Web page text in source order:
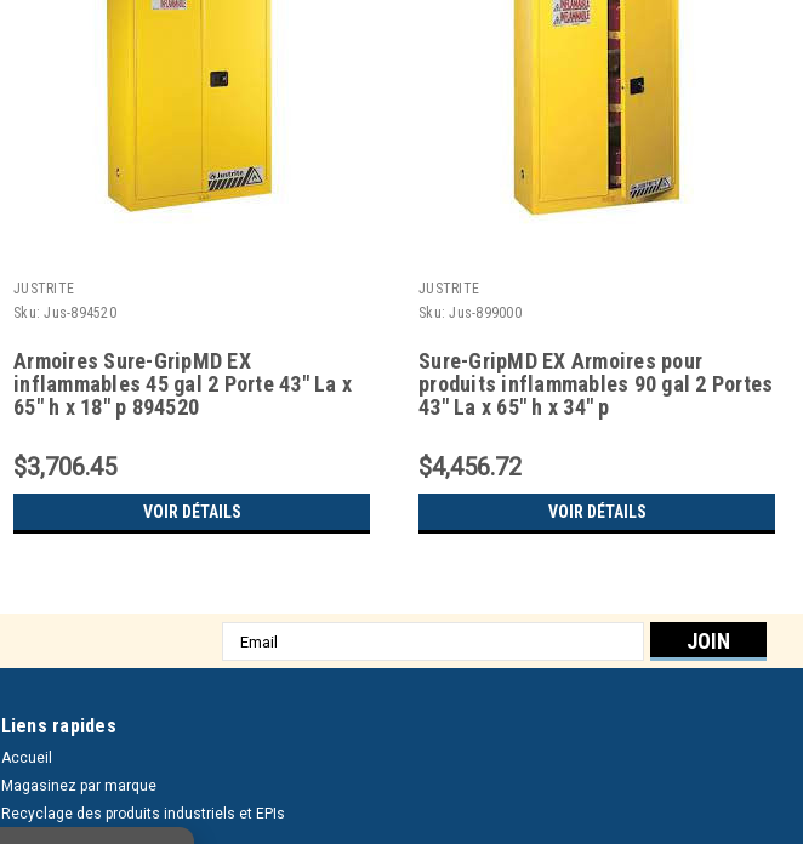
JUSTRITE
Sku: Jus-894520
Armoires Sure-GripMD EX
inflammables 45 gal 2 Porte 43" La x
65" h x 18" p 894520
$3,706.45
VOIR DÉTAILS
JUSTRITE
Sku: Jus-899000
Sure-GripMD EX Armoires pour
produits inflammables 90 gal 2 Portes
43" La x 65" h x 34" p
$4,456.72
VOIR DÉTAILS
Adresse
e-
Liens rapides
Accueil
Magasinez par marque
Recyclage des produits industriels et EPIs